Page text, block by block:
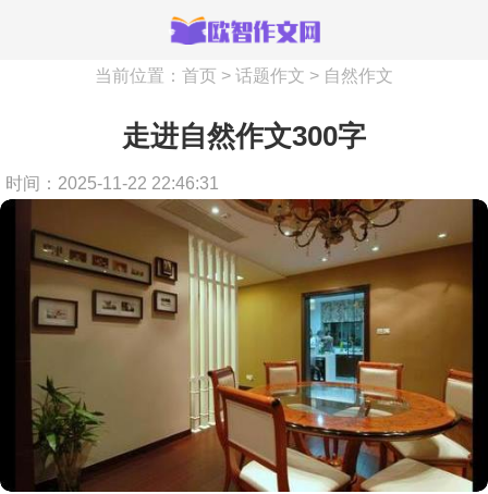
当前位置： 首页 > 话题作文 > 自然作文
走进自然作文300字
时间：2025-11-22 22:46:31